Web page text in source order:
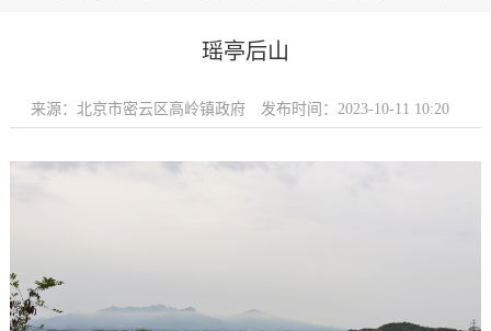
瑶亭后山
来源：北京市密云区高岭镇政府 发布时间：2023-10-11 10:20